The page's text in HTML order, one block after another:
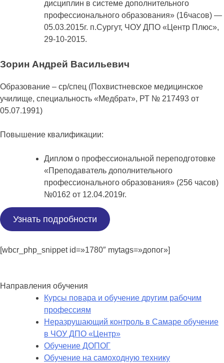
дисциплин в системе дополнительного
профессионального образования» (16часов) —
05.03.2015г. п.Сургут, ЧОУ ДПО «Центр Плюс»,
29-10-2015.
Зорин Андрей Васильевич
Образование – ср/спец (Похвистневское медицинское
училище, специальность «Медбрат», РТ № 217493 от
05.07.1991)
Повышение квалификации:
Диплом о профессиональной переподготовке
«Преподаватель дополнительного
профессионального образования» (256 часов)
№0162 от 12.04.2019г.
Узнать подробности
[wbcr_php_snippet id=»1780″ mytags=»допог»]
Направления обучения
Курсы повара и обучение другим рабочим
профессиям
Неразрушающий контроль в Самаре обучение
в ЧОУ ДПО «Центр»
Обучение ДОПОГ
Обучение на самоходную технику